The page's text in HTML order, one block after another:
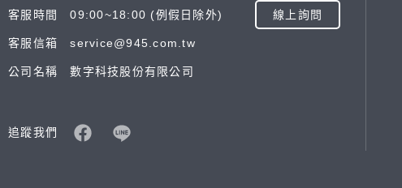
客服時間 09:00~18:00 (例假日除外) 線上詢問
客服信箱 service@945.com.tw
公司名稱 數字科技股份有限公司
追蹤我們